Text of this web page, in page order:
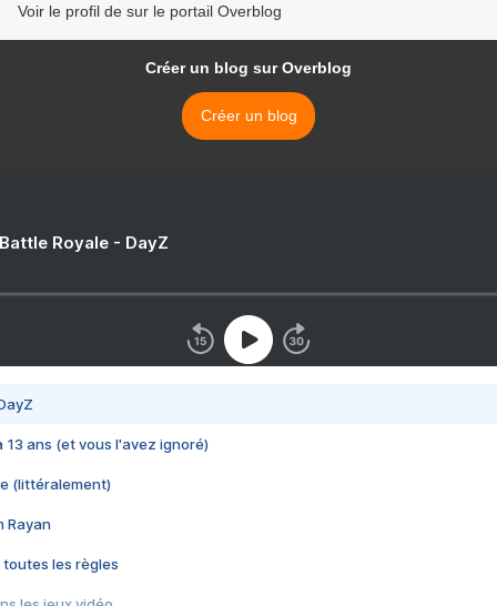
Voir le profil de sur le portail Overblog
Créer un blog sur Overblog
Créer un blog
Royale - DayZ
13 ans (et vous l'avez ignoré)
(littéralement)
Rayan
toutes les règles